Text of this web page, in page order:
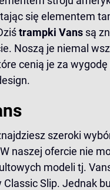
się elementem
trampki Vans są
Noszą je niemal
cenią je za wygodę
szeroki
naszej ofercie nie
modeli tj.
Classic Slip. Jednak